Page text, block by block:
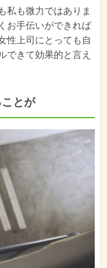
私も微力ではありま
お手伝いができれば
性上司にとっても自
できて効果的と言え
とが